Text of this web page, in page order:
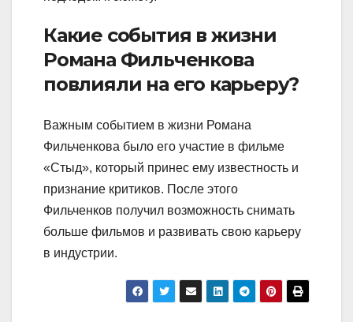
Какие события в жизни
Романа Фильченкова
повлияли на его карьеру?
Важным событием в жизни Романа
Фильченкова было его участие в фильме
«Стыд», который принес ему известность и
признание критиков. После этого
Фильченков получил возможность снимать
больше фильмов и развивать свою карьеру
в индустрии.